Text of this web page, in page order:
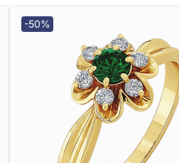
-50%